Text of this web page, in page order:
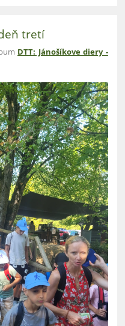
tretí
DTT: Jánošíkove diery -